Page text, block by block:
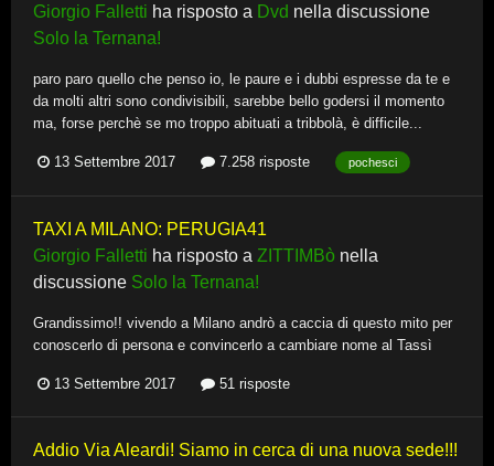
Giorgio Falletti ha risposto a Dvd nella discussione
Solo la Ternana!
paro paro quello che penso io, le paure e i dubbi espresse da te e
da molti altri sono condivisibili, sarebbe bello godersi il momento
ma, forse perchè se mo troppo abituati a tribbolà, è difficile...
13 Settembre 2017 7.258 risposte pochesci
TAXI A MILANO: PERUGIA41
Giorgio Falletti ha risposto a ZITTIMBò nella
discussione Solo la Ternana!
Grandissimo!! vivendo a Milano andrò a caccia di questo mito per
conoscerlo di persona e convincerlo a cambiare nome al Tassì
13 Settembre 2017 51 risposte
Addio Via Aleardi! Siamo in cerca di una nuova sede!!!